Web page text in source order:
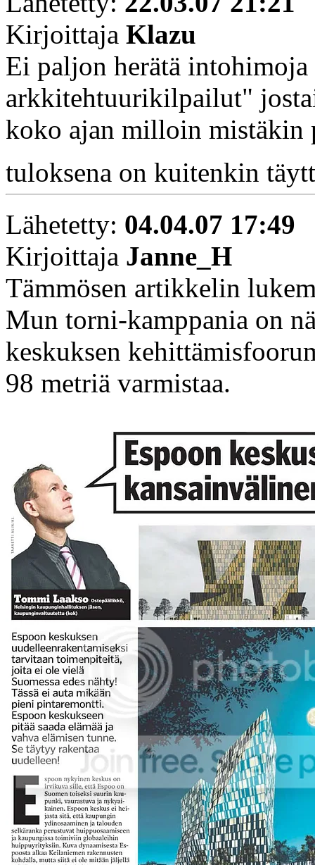
Kirjoittaja Klazu
Ei paljon herätä
arkkitehtuurikilpailut"
koko ajan milloin mistäkin
tuloksena on kuitenkin
Lähetetty: 04.04.07 17:49
Kirjoittaja Janne_H
Tämmösen artikkelin
Mun torni-kamppania on
keskuksen
98 metriä varmistaa.